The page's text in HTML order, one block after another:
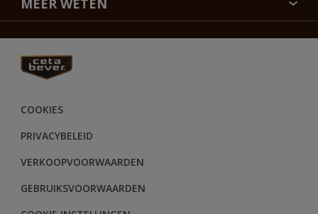
DUURZAAMHEID
RETOUREN
ALABASTINE
HAMMERITE
GLITSA
COOKIES
PRIVACYBELEID
VERKOOPVOORWAARDEN
GEBRUIKSVOORWAARDEN